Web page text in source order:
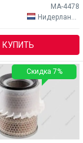
MA-4478
Нидерланды
КУПИТЬ
Скидка 7%